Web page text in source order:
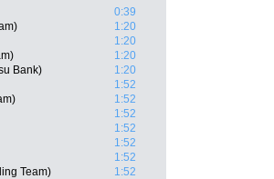
0:39
1:20
1:20
1:20
Bank)
1:20
1:52
1:52
1:52
1:52
1:52
1:52
Team)
1:52